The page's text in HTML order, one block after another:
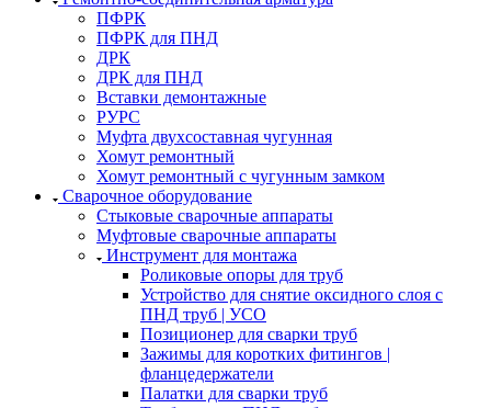
ПФРК
ПФРК для ПНД
ДРК
ДРК для ПНД
Вставки демонтажные
РУРС
Муфта двухсоставная чугунная
Хомут ремонтный
Хомут ремонтный с чугунным замком
Сварочное оборудование
Стыковые сварочные аппараты
Муфтовые сварочные аппараты
Инструмент для монтажа
Роликовые опоры для труб
Устройство для снятие оксидного слоя с
ПНД труб | УСО
Позиционер для сварки труб
Зажимы для коротких фитингов |
фланцедержатели
Палатки для сварки труб